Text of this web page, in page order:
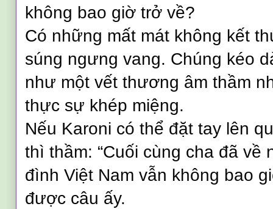
không bao giờ trở về?
Có những mất mát không kết
súng ngưng vang. Chúng kéo
như một vết thương âm thầm
thực sự khép miệng.
Nếu Karoni có thể đặt tay lên
thì thầm: “Cuối cùng cha đã về
đình Việt Nam vẫn không bao
được câu ấy.